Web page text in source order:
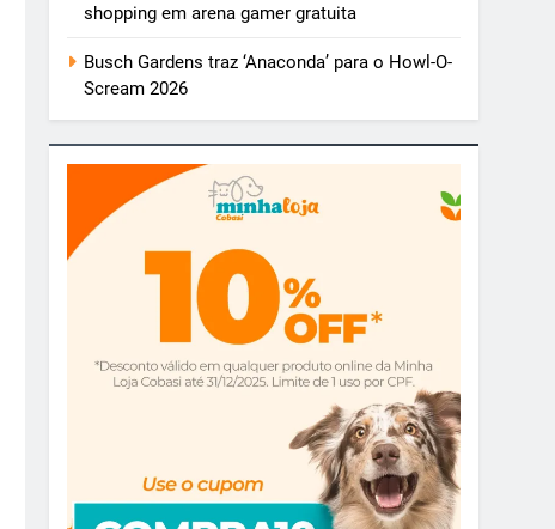
shopping em arena gamer gratuita
Busch Gardens traz ‘Anaconda’ para o Howl-O-
Scream 2026